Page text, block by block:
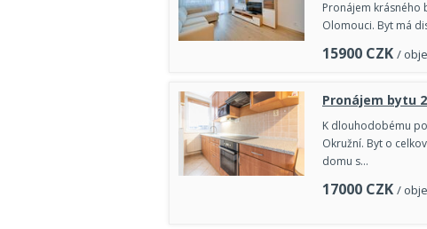
Pronájem krásného
Olomouci. Byt má
15900 CZK /
Pronájem bytu
K dlouhodobému
Okružní. Byt o
domu s…
17000 CZK /